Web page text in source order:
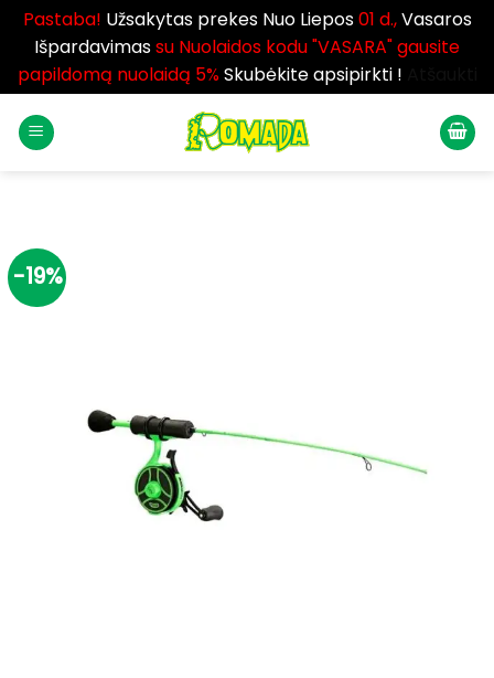
Pastaba! Užsakytas prekes Nuo Liepos01 d.,Vasaros
Išpardavimassu Nuolaidos kodu "VASARA" gausite
papildomą nuolaidą 5%Skubėkite apsipirkti !
-19%